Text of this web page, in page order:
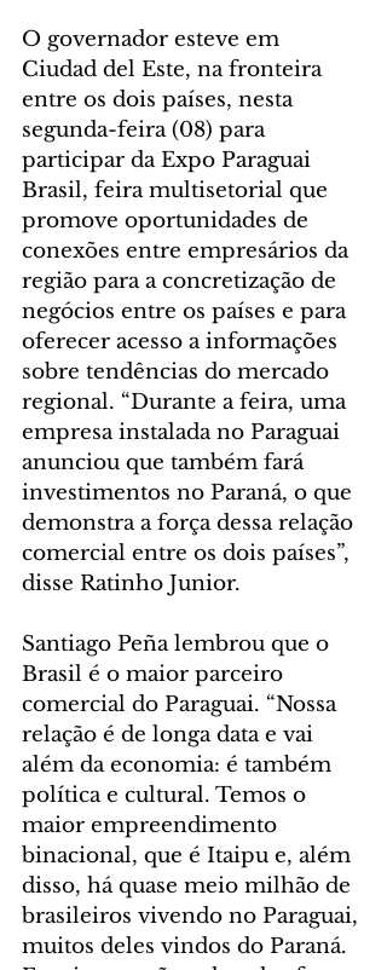
O governador esteve em
Ciudad del Este, na fronteira
entre os dois países, nesta
segunda-feira (08) para
participar da Expo Paraguai
Brasil, feira multisetorial que
promove oportunidades de
conexões entre empresários da
região para a concretização de
negócios entre os países e para
oferecer acesso a informações
sobre tendências do mercado
regional. “Durante a feira, uma
empresa instalada no Paraguai
anunciou que também fará
investimentos no Paraná, o que
demonstra a força dessa relação
comercial entre os dois países”,
disse Ratinho Junior.
Santiago Peña lembrou que o
Brasil é o maior parceiro
comercial do Paraguai. “Nossa
relação é de longa data e vai
além da economia: é também
política e cultural. Temos o
maior empreendimento
binacional, que é Itaipu e, além
disso, há quase meio milhão de
brasileiros vivendo no Paraguai,
muitos deles vindos do Paraná.